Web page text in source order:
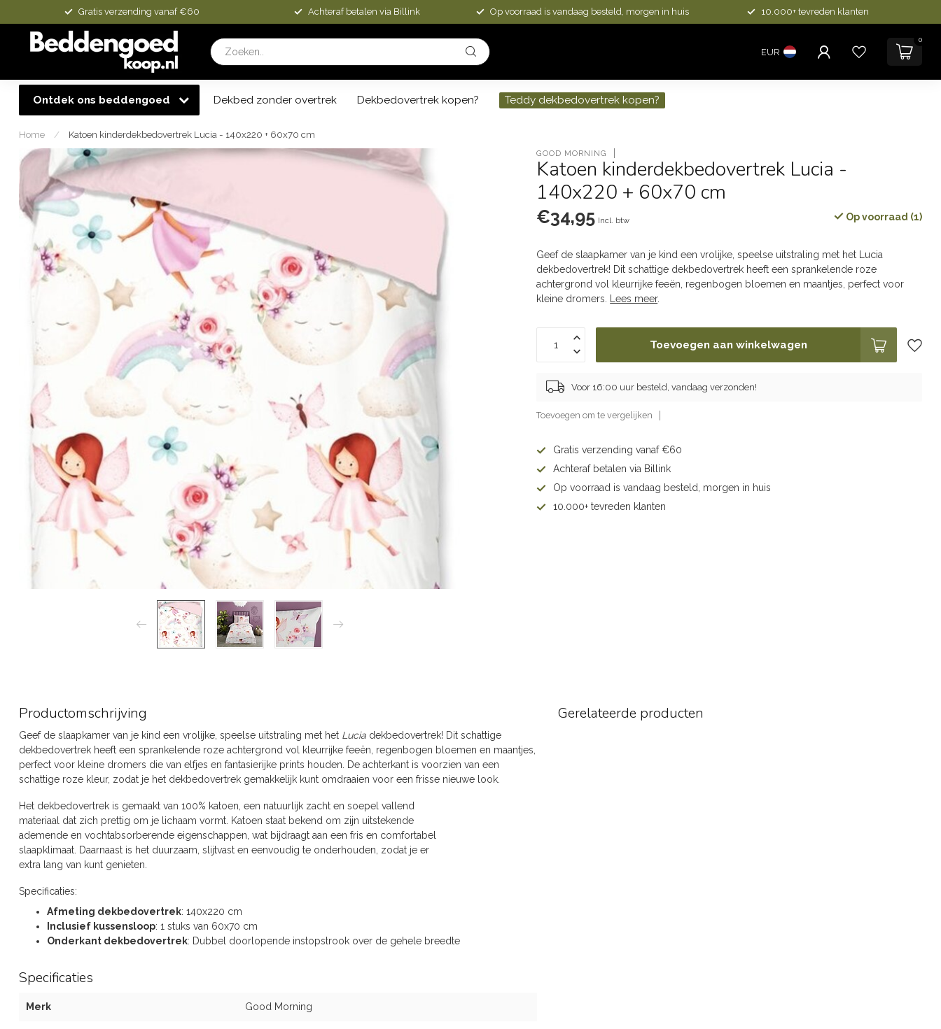
Gratis verzending vanaf €60 Achteraf betalen via Billink Op voorraad is vandaag besteld, morgen in huis 10.000+ tevreden klanten
EUR
0
Ontdek ons beddengoed Dekbed zonder overtrek Dekbedovertrek kopen? Teddy dekbedovertrek kopen?
Home / Katoen kinderdekbedovertrek Lucia - 140x220 + 60x70 cm
GOOD MORNING
Katoen kinderdekbedovertrek Lucia -
140x220 + 60x70 cm
€34,95 Incl. btw Op voorraad (1)
Geef de slaapkamer van je kind een vrolijke, speelse uitstraling met het Lucia
dekbedovertrek! Dit schattige dekbedovertrek heeft een sprankelende roze
achtergrond vol kleurrijke feeën, regenbogen bloemen en maantjes, perfect voor
kleine dromers.
Lees meer.
Toevoegen aan winkelwagen
Voor 16:00 uur besteld, vandaag verzonden!
Toevoegen om te vergelijken
Gratis verzending vanaf €60
Achteraf betalen via Billink
Op voorraad is vandaag besteld, morgen in huis
10.000+ tevreden klanten
Productomschrijving
Geef de slaapkamer van je kind een vrolijke, speelse uitstraling met het Lucia dekbedovertrek! Dit schattige
dekbedovertrek heeft een sprankelende roze achtergrond vol kleurrijke feeën, regenbogen bloemen en maantjes,
perfect voor kleine dromers die van elfjes en fantasierijke prints houden. De achterkant is voorzien van een
schattige roze kleur, zodat je het dekbedovertrek gemakkelijk kunt omdraaien voor een frisse nieuwe look.
Het dekbedovertrek is gemaakt van 100% katoen, een natuurlijk zacht en soepel vallend
materiaal dat zich prettig om je lichaam vormt. Katoen staat bekend om zijn uitstekende
ademende en vochtabsorberende eigenschappen, wat bijdraagt aan een fris en comfortabel
slaapklimaat. Daarnaast is het duurzaam, slijtvast en eenvoudig te onderhouden, zodat je er
extra lang van kunt genieten.
Specificaties:
Afmeting dekbedovertrek: 140x220 cm
Inclusief kussensloop: 1 stuks van 60x70 cm
Onderkant dekbedovertrek: Dubbel doorlopende instopstrook over de gehele breedte
Specificaties
Merk Good Morning
Gerelateerde producten